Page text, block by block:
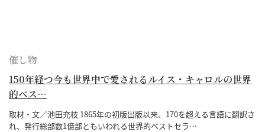
催し物
150年経つ今も世界中で愛されるルイス・キャロルの世界
的ベス…
取材・文／池田充枝 1865年の初版出版以来、170を超える言語に翻訳さ
れ、発行総部数1億部ともいわれる世界的ベストセラ…